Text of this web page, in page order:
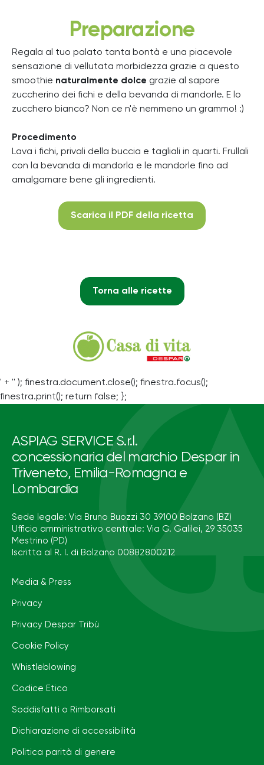
Preparazione
Regala al tuo palato tanta bontà e una piacevole
sensazione di vellutata morbidezza grazie a questo
smoothie naturalmente dolce grazie al sapore
zuccherino dei fichi e della bevanda di mandorle. E lo
zucchero bianco? Non ce n'è nemmeno un grammo! :)
Procedimento
Lava i fichi, privali della buccia e tagliali in quarti. Frullali
con la bevanda di mandorla e le mandorle fino ad
amalgamare bene gli ingredienti.
Scarica il PDF della ricetta
Torna alle ricette
' + '' ); finestra.document.close(); finestra.focus();
finestra.print(); return false; };
ASPIAG SERVICE S.r.l.
concessionaria del marchio Despar in
Triveneto, Emilia-Romagna e
Lombardia
Sede legale: Via Bruno Buozzi 30 39100 Bolzano (BZ)
Ufficio amministrativo centrale: Via G. Galilei, 29 35035
Mestrino (PD)
Iscritta al R. I. di Bolzano 00882800212
Media & Press
Privacy
Privacy Despar Tribù
Cookie Policy
Whistleblowing
Codice Etico
Soddisfatti o Rimborsati
Dichiarazione di accessibilità
Politica parità di genere